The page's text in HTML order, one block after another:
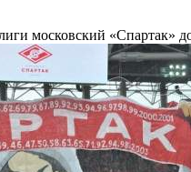
московский